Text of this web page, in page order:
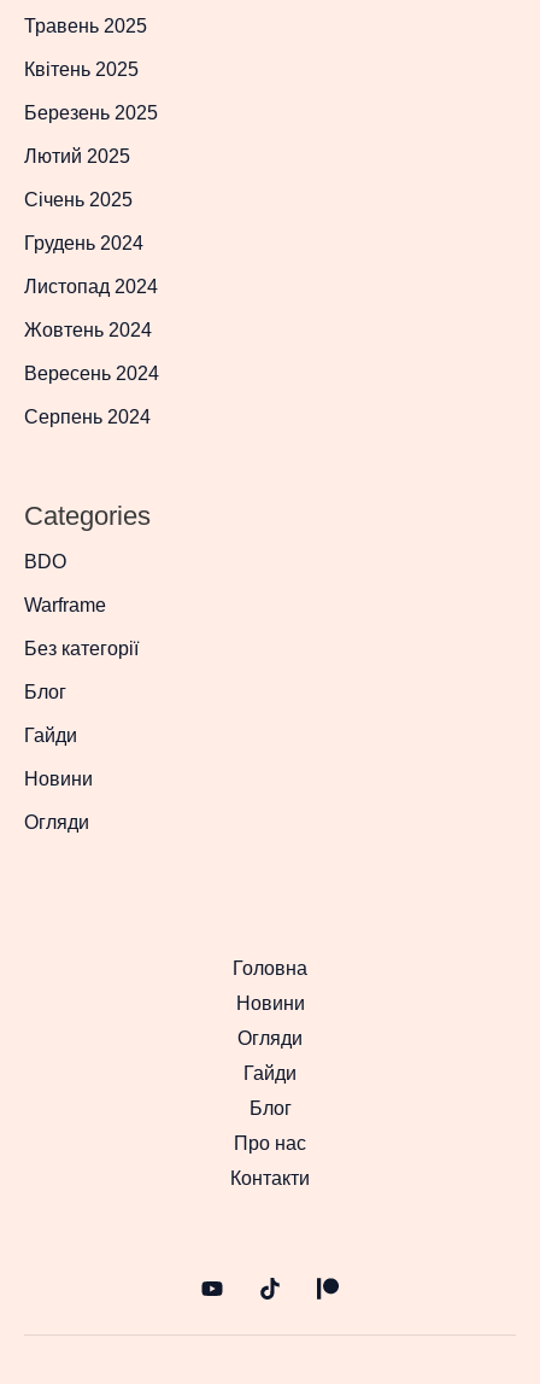
Травень 2025
Квітень 2025
Березень 2025
Лютий 2025
Січень 2025
Грудень 2024
Листопад 2024
Жовтень 2024
Вересень 2024
Серпень 2024
Categories
BDO
Warframe
Без категорії
Блог
Гайди
Новини
Огляди
Головна
Новини
Огляди
Гайди
Блог
Про нас
Контакти